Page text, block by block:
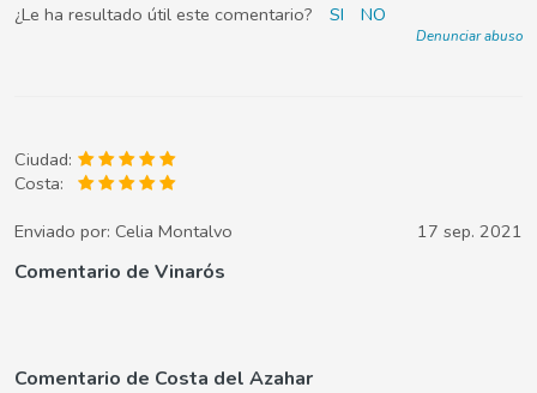
¿Le ha resultado útil este comentario? SI NO
Denunciar abuso
Ciudad:
Costa:
Enviado por: Celia Montalvo 17 sep. 2021
Comentario de Vinarós
Comentario de Costa del Azahar